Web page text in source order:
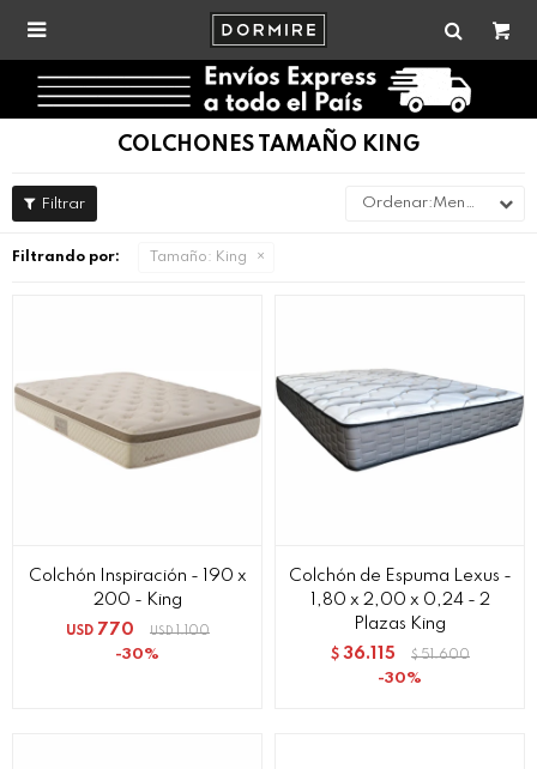

COLCHONES TAMAÑO KING
Menor precio
Filtrando por: Tamaño: King
Colchón Inspiración - 190 x
200 - King
USD 770 USD 1.100
30
Colchón de Espuma Lexus -
1,80 x 2,00 x 0,24 - 2
Plazas King
$ 36.115 $ 51.600
30